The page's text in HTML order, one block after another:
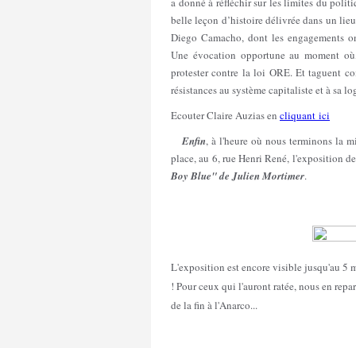
belle leçon d’histoire délivrée dans un
Diego Camacho, dont les engagements
Une évocation opportune au moment
protester contre la loi ORE. Et taguent
résistances au système capitaliste et à sa
Ecouter Claire Auzias en cliquant ici
Enfin, à l'heure où nous terminons la
place, au 6, rue Henri René,
Boy Blue" de Julien Mortimer.
L'exposition est encore visible jusqu'au 5
! Pour ceux qui l'auront ratée, nous en
de la fin à l'Anarco...